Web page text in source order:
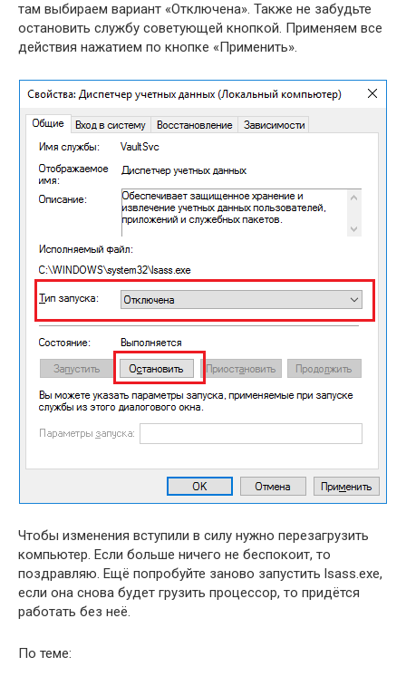
там выбираем вариант «Отключена». Также не забудьте
остановить службу советующей кнопкой. Применяем все
действия нажатием по кнопке «Применить».
Чтобы изменения вступили в силу нужно перезагрузить
компьютер. Если больше ничего не беспокоит, то
поздравляю. Ещё попробуйте заново запустить lsass.exe,
если она снова будет грузить процессор, то придётся
работать без неё.
По теме: